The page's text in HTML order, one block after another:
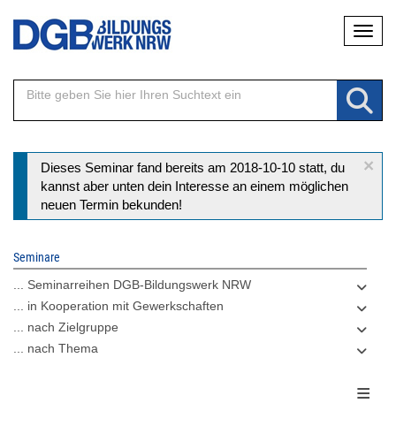
Direkt
Inhalt
×
Statusmeldung
Dieses Seminar fand bereits am 2018-10-10 statt, du
kannst aber unten dein Interesse an einem möglichen
neuen Termin bekunden!
Seminare
... Seminarreihen DGB-Bildungswerk NRW
... in Kooperation mit Gewerkschaften
... nach Zielgruppe
... nach Thema